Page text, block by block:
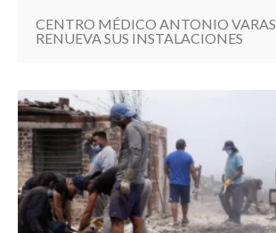
CENTRO MÉDICO ANTONIO VARAS
RENUEVA SUS INSTALACIONES